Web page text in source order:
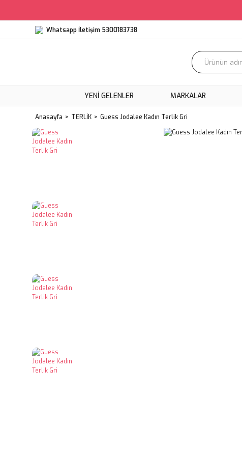
Whatsapp İletişim 5300183738
YENI GELENLER MARKALAR
Anasayfa TERLİK Guess Jodalee Kadın Terlik Gri